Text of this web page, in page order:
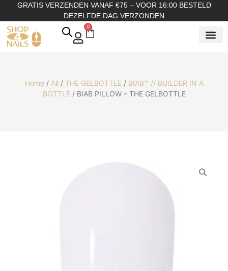
GRATIS VERZENDEN VANAF €75 – VOOR 16:00 BESTELD
DEZELFDE DAG VERZONDEN
0
Home/ All / THE GELBOTTLE/ BIAB™ // BUILDER IN A
BOTTLE/ BIAB PILLOW – THE GELBOTTLE